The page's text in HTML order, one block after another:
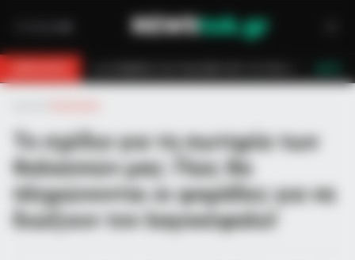
Το σχέδιο για τη σωτηρία των
θαλασσών μας: Πώς θα
πληρώνονται οι ψαράδες για να
διώξουν τον λαγοκέφαλο!